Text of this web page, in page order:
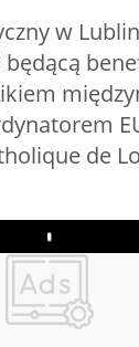
w
de
Play